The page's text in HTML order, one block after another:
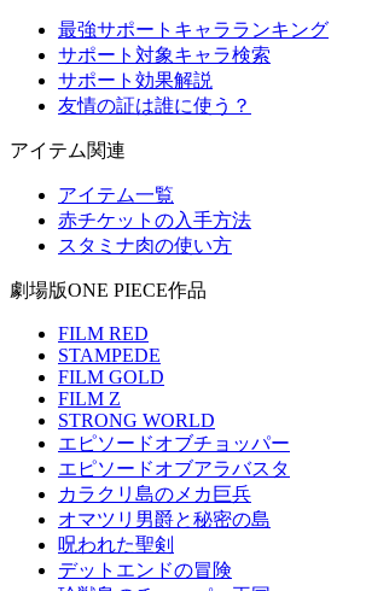
最強サポートキャラランキング
サポート対象キャラ検索
サポート効果解説
友情の証は誰に使う？
アイテム関連
アイテム一覧
赤チケットの入手方法
スタミナ肉の使い方
劇場版ONE PIECE作品
FILM RED
STAMPEDE
FILM GOLD
FILM Z
STRONG WORLD
エピソードオブチョッパー
エピソードオブアラバスタ
カラクリ島のメカ巨兵
オマツリ男爵と秘密の島
呪われた聖剣
デットエンドの冒険